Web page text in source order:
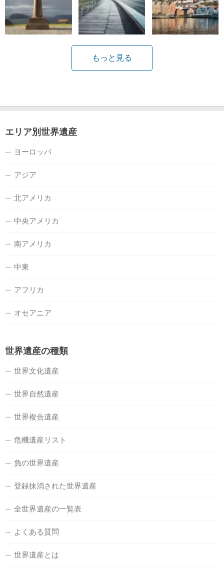
もっと見る
エリア別世界遺産
ヨーロッパ
アジア
北アメリカ
中央アメリカ
南アメリカ
中東
アフリカ
オセアニア
世界遺産の種類
世界文化遺産
世界自然遺産
世界複合遺産
危機遺産リスト
負の世界遺産
登録抹消された世界遺産
全世界遺産の一覧表
よくある質問
世界遺産とは